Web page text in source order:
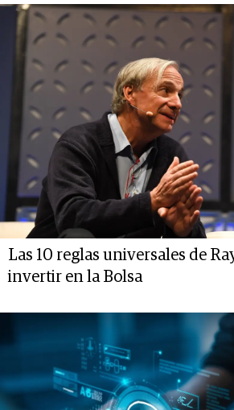
Las 10 reglas universales de
invertir en la Bolsa